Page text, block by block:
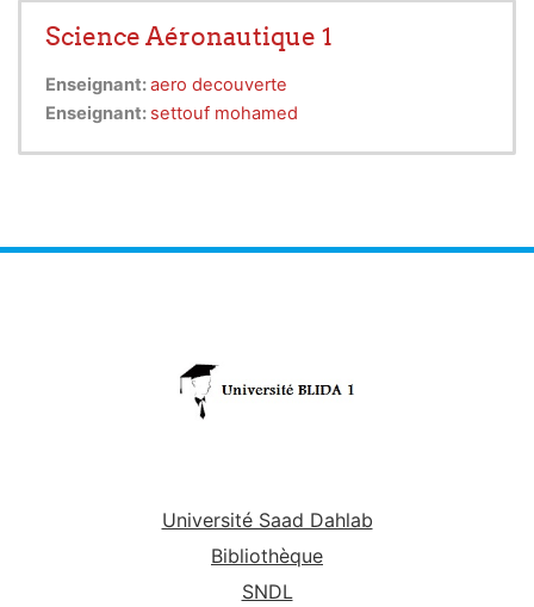
qui concernent la
construction des aéronefs
propulsion ainsi que les servitudes
associées à ces technologies sont dans la catégorie
entreprise du secteur aéronautique
Science Aéronautique 1
Enseignant:aero decouverte
Enseignant: settouf mohamed
Université Saad Dahlab
Bibliothèque
SNDL